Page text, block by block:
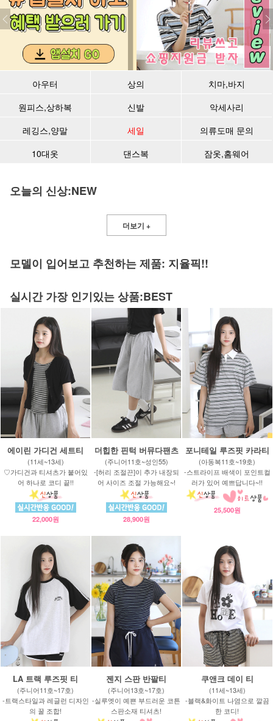
아우터 상의
치마,바지
원피스,상하복
신발
악세사리
레깅스,양말
세일
의류도매 문의
10대옷
댄스복 잠옷,홈웨어
오늘의 신상:NEW
더보기 +
모델이 입어보고 추천하는 제품: 지율픽!!
실시간 가장 인기있는 상품:BEST
에이린 가디건 세트티
(11세~13세)
♡가디건과 티셔츠가 붙어있
어 하나로 코디 끝!!
22,000원
더힙한 핀턱 버뮤다팬츠
(주니어11호~성인55)
-[허리 조절끈]이 추가 내장되
어 사이즈 조절 가능해요~!
28,900원
포니테일 루즈핏 카라티
(아동복11호~19호)
-스트라이프 배색이 포인트컬
러가 있어 예쁘답니다~!!
25,500원
LA 트랙 루즈핏 티
(주니어11호~17호)
-트랙스타일과 레글런 디자인
의 꿀 조합!
젠지 스판 반팔티
(주니어13호~17호)
-실루엣이 예쁜 부드러운 코튼
스판소재 티셔츠!
쿠앤크 데이 티
(11세~13세)
-블랙&화이트 나염으로 깔끔
한 코디!